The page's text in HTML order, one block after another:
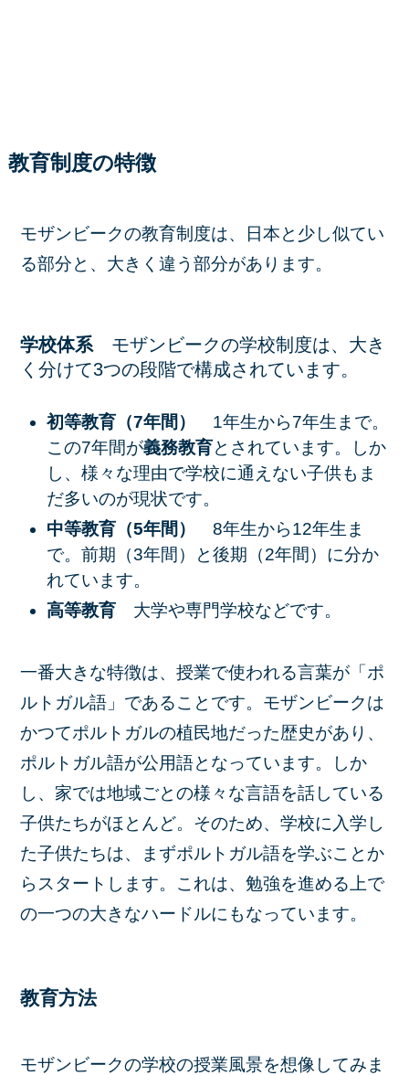
教育制度の特徴
モザンビークの教育制度は、日本と少し似てい
る部分と、大きく違う部分があります。
学校体系 モザンビークの学校制度は、大き
く分けて3つの段階で構成されています。
初等教育（7年間） 1年生から7年生まで。
この7年間が義務教育とされています。しか
し、様々な理由で学校に通えない子供もま
だ多いのが現状です。
中等教育（5年間） 8年生から12年生ま
で。前期（3年間）と後期（2年間）に分か
れています。
高等教育 大学や専門学校などです。
一番大きな特徴は、授業で使われる言葉が「ポ
ルトガル語」であることです。モザンビークは
かつてポルトガルの植民地だった歴史があり、
ポルトガル語が公用語となっています。しか
し、家では地域ごとの様々な言語を話している
子供たちがほとんど。そのため、学校に入学し
た子供たちは、まずポルトガル語を学ぶことか
らスタートします。これは、勉強を進める上で
の一つの大きなハードルにもなっています。
教育方法
モザンビークの学校の授業風景を想像してみま